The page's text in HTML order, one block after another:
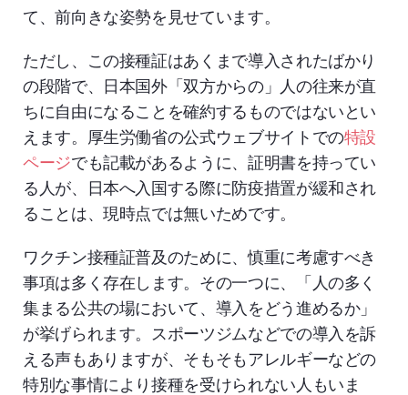
て、前向きな姿勢を見せています。
ただし、この接種証はあくまで導入されたばかり
の段階で、日本国外「双方からの」人の往来が直
ちに自由になることを確約するものではないとい
えます。厚生労働省の公式ウェブサイトでの特設
ページでも記載があるように、証明書を持ってい
る人が、日本へ入国する際に防疫措置が緩和され
ることは、現時点では無いためです。
ワクチン接種証普及のために、慎重に考慮すべき
事項は多く存在します。その一つに、「人の多く
集まる公共の場において、導入をどう進めるか」
が挙げられます。スポーツジムなどでの導入を訴
える声もありますが、そもそもアレルギーなどの
特別な事情により接種を受けられない人もいま